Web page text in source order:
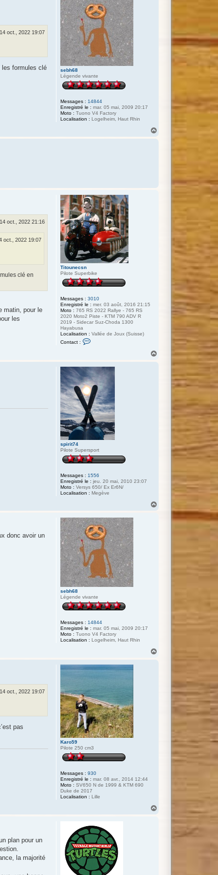
sebh68
Légende vivante
Messages : 14844
Enregistré le : mar. 05 mai, 2009 20:17
Moto : Tuono V4 Factory
Localisation : Logelheim, Haut Rhin
oct., 2022 19:07
formules clé
Titounecsn
Pilote Superbike
Messages : 3010
Enregistré le : mer. 03 août, 2016 21:15
Moto : 765 RS 2022 Rallye - 765 RS
2020 Moto2 Piste - KTM 790 ADV R
2019 - Sidecar Suz-Choda 1300
Hayabusa
Localisation : Vallée de Joux (Suisse)
Contact :
a
c
t
e
r
T
i
t
o
u
n
e
oct., 2022 21:16
oct., 2022 19:07
clé en
matin, pour le
les
spirit74
Pilote Supersport
Messages : 1556
Enregistré le : jeu. 20 mai, 2010 23:07
Moto : Versys 650/ Ex Er6N/
Localisation : Megève
sebh68
Légende vivante
Messages : 14844
Enregistré le : mar. 05 mai, 2009 20:17
Moto : Tuono V4 Factory
Localisation : Logelheim, Haut Rhin
donc avoir un
Karo59
Pilote 250 cm3
Messages : 930
Enregistré le : mar. 08 avr., 2014 12:44
Moto : SV650 N de 1999 & KTM 690
Duke de 2017
Localisation : Lille
oct., 2022 19:07
pas
plan pour un
la majorité